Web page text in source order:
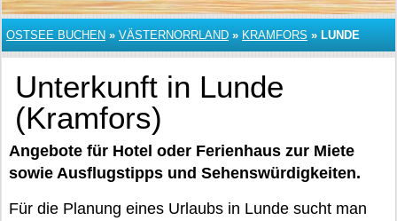
OSTSEE BUCHEN » VÄSTERNORRLAND » KRAMFORS » LUNDE
Unterkunft in Lunde
(Kramfors)
Angebote für Hotel oder Ferienhaus zur Miete
sowie Ausflugstipps und Sehenswürdigkeiten.
Für die Planung eines Urlaubs in Lunde sucht man